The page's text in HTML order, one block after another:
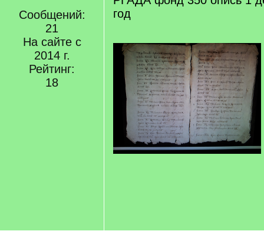
Сообщений:
21
На сайте с
2014 г.
Рейтинг:
18
год